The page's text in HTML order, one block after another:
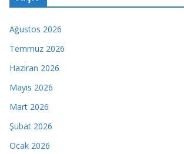
Ağustos 2026
Temmuz 2026
Haziran 2026
Mayıs 2026
Mart 2026
Şubat 2026
Ocak 2026